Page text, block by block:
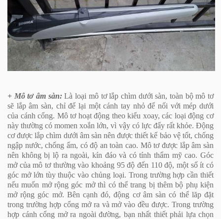
+ Mô tơ âm sàn:Là loại mô tơ lắp chìm dưới sàn, toàn bộ mô tơ
sẽ lắp âm sàn, chỉ để lại một cánh tay nhỏ để nối với mép dưới
của cánh cổng. Mô tơ hoạt động theo kiểu xoay, các loại động cơ
này thường có momen xoắn lớn, vì vậy có lực đẩy rất khỏe. Động
cơ được lắp chìm dưới âm sàn nên được thiết kế bảo vệ tốt, chống
ngập nước, chống ẩm, có độ an toàn cao. Mô tơ được lắp âm sàn
nên không bị lộ ra ngoài, kín đáo và có tính thẩm mỹ cao. Góc
mở của mô tơ thường vào khoảng 95 độ đến 110 độ, một số ít có
góc mở lớn tùy thuộc vào chủng loại. Trong trường hợp cần thiết
nếu muốn mở rộng góc mở thì có thể trang bị thêm bộ phụ kiện
mở rộng góc mở. Bên cạnh đó, động cơ âm sàn có thể lăp đặt
trong trường hợp cổng mở ra và mở vào đều được. Trong trường
hợp cánh cổng mở ra ngoài đường, bạn nhất thiết phải lựa chọn